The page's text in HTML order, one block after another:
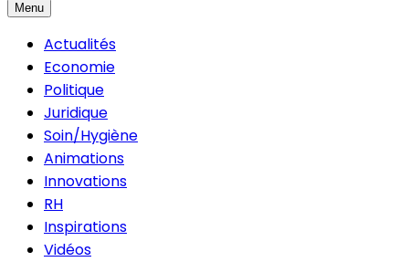
Menu
Actualités
Economie
Politique
Juridique
Soin/Hygiène
Animations
Innovations
RH
Inspirations
Vidéos